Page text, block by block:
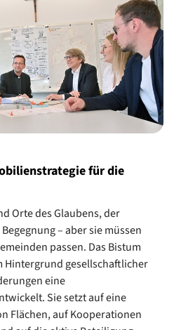
für die
Orte des Glaubens, der
– aber sie müssen
passen. Das Bistum
Hintergrund gesellschaftlicher
eine
Sie setzt auf eine
Flächen, auf Kooperationen